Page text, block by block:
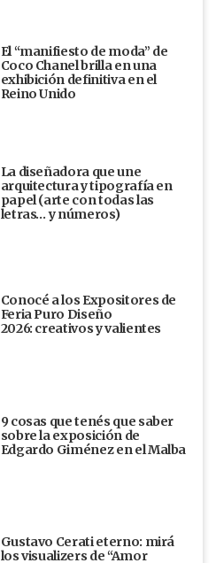
El “manifiesto de moda” de
Coco Chanel brilla en una
exhibición definitiva en el
Reino Unido
La diseñadora que une
arquitectura y tipografía en
papel (arte con todas las
letras… y números)
Conocé a los Expositores de
Feria Puro Diseño
2026: creativos y valientes
9 cosas que tenés que saber
sobre la exposición de
Edgardo Giménez en el Malba
Gustavo Cerati eterno: mirá
los visualizers de “Amor